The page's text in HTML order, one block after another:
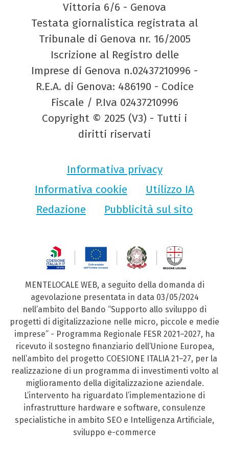
Vittoria 6/6 - Genova
Testata giornalistica registrata al
Tribunale di Genova nr. 16/2005
Iscrizione al Registro delle
Imprese di Genova n.02437210996 -
R.E.A. di Genova: 486190 - Codice
Fiscale / P.Iva 02437210996
Copyright © 2025 (V3) - Tutti i
diritti riservati
Informativa privacy
Informativa cookie
Utilizzo IA
Redazione
Pubblicità sul sito
MENTELOCALE WEB, a seguito della domanda di
agevolazione presentata in data 03/05/2024
nell’ambito del Bando “Supporto allo sviluppo di
progetti di digitalizzazione nelle micro, piccole e medie
imprese” - Programma Regionale FESR 2021–2027, ha
ricevuto il sostegno finanziario dell’Unione Europea,
nell’ambito del progetto COESIONE ITALIA 21–27, per la
realizzazione di un programma di investimenti volto al
miglioramento della digitalizzazione aziendale.
L’intervento ha riguardato l’implementazione di
infrastrutture hardware e software, consulenze
specialistiche in ambito SEO e Intelligenza Artificiale,
sviluppo e-commerce